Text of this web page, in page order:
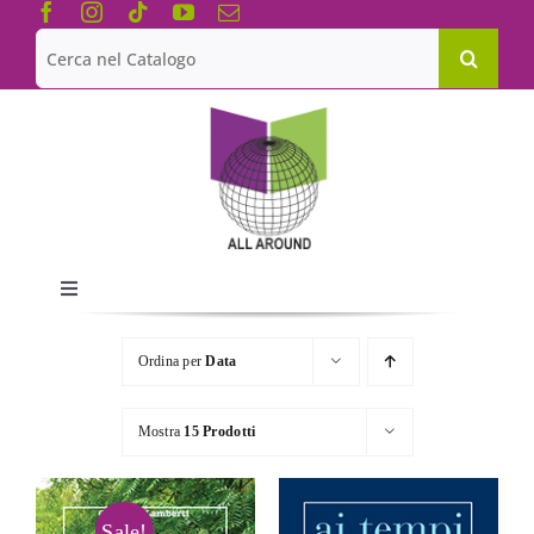
Salta
contenuto
Cerca
per:
Toggle
Navigation
Chi siamo
Le Collane
Catalogo
Ordina perData
Mostra 15 Prodotti